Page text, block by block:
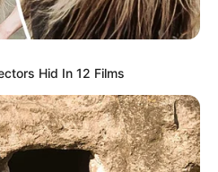
Hid In 12 Films